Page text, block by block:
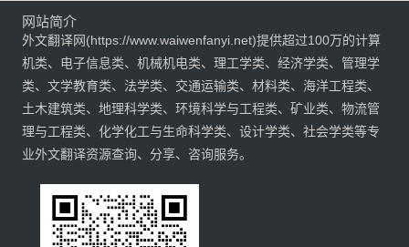
网站简介
外文翻译网(https://www.waiwenfanyi.net)提供超过100万的计算
机类、电子信息类、机械机电类、理工学类、经济学类、管理学
类、文学教育类、法学类、交通运输类、材料类、海洋工程类、
土木建筑类、地理科学类、环境科学与工程类、矿业类、物流管
理与工程类、化学化工与生命科学类、设计学类、社会学类等专
业外文翻译资源查询、分享、咨询服务。